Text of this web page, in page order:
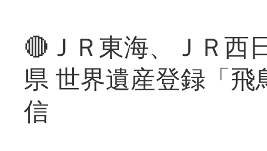
🔴ＪＲ東海、ＪＲ西
県 世界遺産登録「
信